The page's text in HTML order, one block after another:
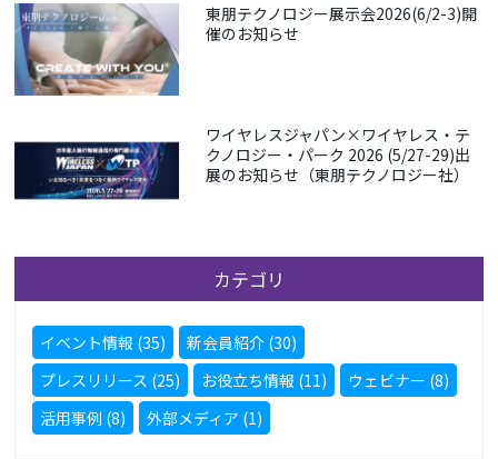
東朋テクノロジー展示会2026(6/2-3)開
催のお知らせ
ワイヤレスジャパン×ワイヤレス・テ
クノロジー・パーク 2026 (5/27-29)出
展のお知らせ（東朋テクノロジー社）
カテゴリ
イベント情報 (35)
新会員紹介 (30)
プレスリリース (25)
お役立ち情報 (11)
ウェビナー (8)
活用事例 (8)
外部メディア (1)